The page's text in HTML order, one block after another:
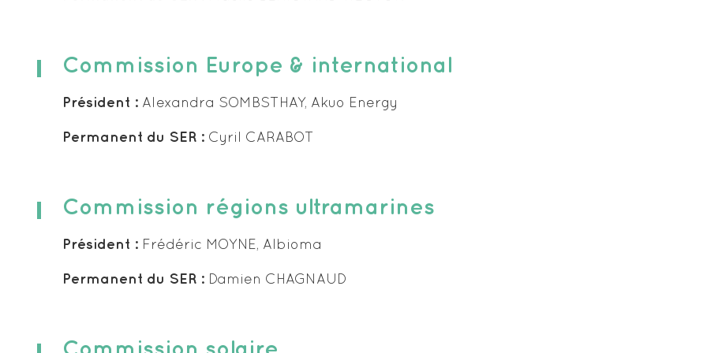
Commission Europe & international
Président : Alexandra SOMBSTHAY, Akuo Energy
Permanent du SER : Cyril CARABOT
Commission régions ultramarines
Président : Frédéric MOYNE, Albioma
Permanent du SER : Damien CHAGNAUD